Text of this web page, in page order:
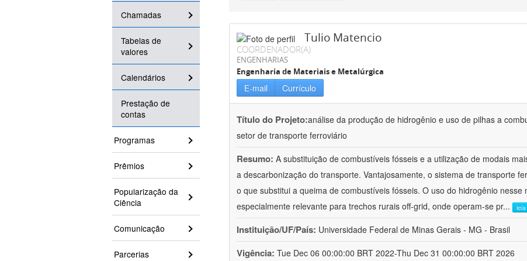
Chamadas
Tabelas de
valores
Calendários
Prestação de
contas
Programas
Prêmios
Popularização da
Ciência
Comunicação
Parcerias
Tulio Matencio
COORDENADOR(A)
ENGENHARIAS
Engenharia de Materiais e Metalúrgica
E-mail Currículo
Título do Projeto:análise da produção de hidrogênio e uso de pilhas a
setor de transporte ferroviário
Resumo: A substituição de combustíveis fósseis e a utilização de modais
a descarbonização do transporte. Vantajosamente, o sistema de transporte
o que substitui a queima de combustíveis fósseis. O uso do hidrogênio nesse
especialmente relevante para trechos rurais off-grid, onde operam-se pr...
Instituição/UF/País: Universidade Federal de Minas Gerais - MG - Brasil
Vigência: Tue Dec 06 00:00:00 BRT 2022-Thu Dec 31 00:00:00 BRT 2026